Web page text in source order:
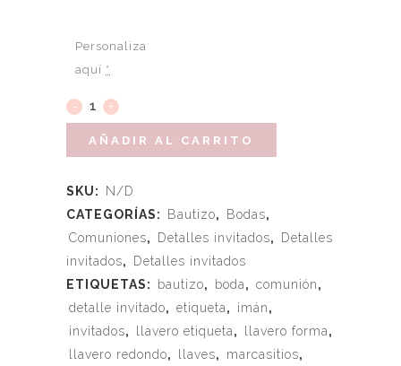
Personaliza
aquí *
AÑADIR AL CARRITO
SKU:
N/D
CATEGORÍAS:
Bautizo, Bodas,
Comuniones, Detalles invitados,
Detalles
invitados,
Detalles invitados
ETIQUETAS:
bautizo, boda, comunión,
detalle invitado, etiqueta, imán,
invitados, llavero etiqueta, llavero forma,
llavero redondo, llaves, marcasitios,